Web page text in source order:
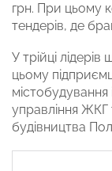
грн. При цьому
тендерів, де
У трійці
цьому
містобудування
управління ЖКГ
будівництва